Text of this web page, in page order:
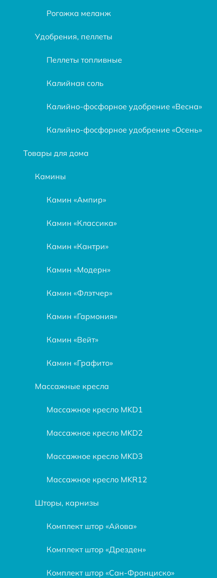
Рогожка меланж
Удобрения, пеллеты
Пеллеты топливные
Калийная соль
Калийно-фосфорное удобрение «Весна»
Калийно-фосфорное удобрение «Осень»
Товары для дома
Камины
Камин «Ампир»
Камин «Классика»
Камин «Кантри»
Камин «Модерн»
Камин «Флэтчер»
Камин «Гармония»
Камин «Вейт»
Камин «Графито»
Массажные кресла
Массажное кресло МKD1
Массажное кресло МKD2
Массажное кресло МKD3
Массажное кресло МKR12
Шторы, карнизы
Комплект штор «Айова»
Комплект штор «Дрезден»
Комплект штор «Сан-Франциско»